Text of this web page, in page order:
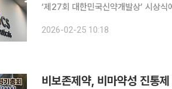
‘제27회 대한민국신약개발상’ 시상식에서
신약 개발 및 신기술 창출, 기술수출
2026-02-25 10:18
비보존제약, 비마약성 진통